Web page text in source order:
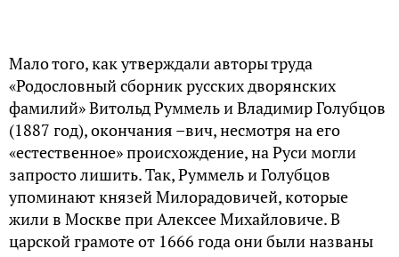
Мало того, как утверждали авторы труда
«Родословный сборник русских дворянских
фамилий» Витольд Руммель и Владимир Голубцов
(1887 год), окончания –вич, несмотря на его
«естественное» происхождение, на Руси могли
запросто лишить. Так, Руммель и Голубцов
упоминают князей Милорадовичей, которые
жили в Москве при Алексее Михайловиче. В
царской грамоте от 1666 года они были названы